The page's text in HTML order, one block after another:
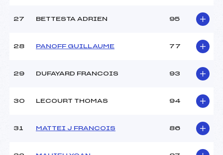
27 BETTESTA ADRIEN 95
28 PANOFF GUILLAUME 77
29 DUFAYARD FRANCOIS 93
30 LECOURT THOMAS 94
31 MATTEI J FRANCOIS 86